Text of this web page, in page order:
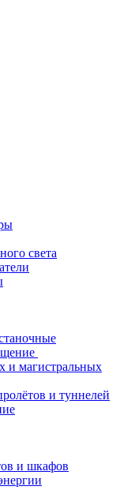
света
и магистральных
и туннелей
и шкафов